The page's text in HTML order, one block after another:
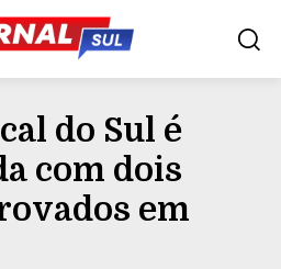
do Sul é
com dois
em